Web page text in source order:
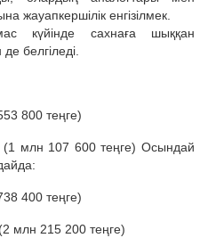
жауапкершілік енгізілмек.
күйінде сахнаға шыққан
белгіледі.
800 теңге)
(1 млн 107 600 теңге) Осындай
400 теңге)
млн 215 200 теңге)